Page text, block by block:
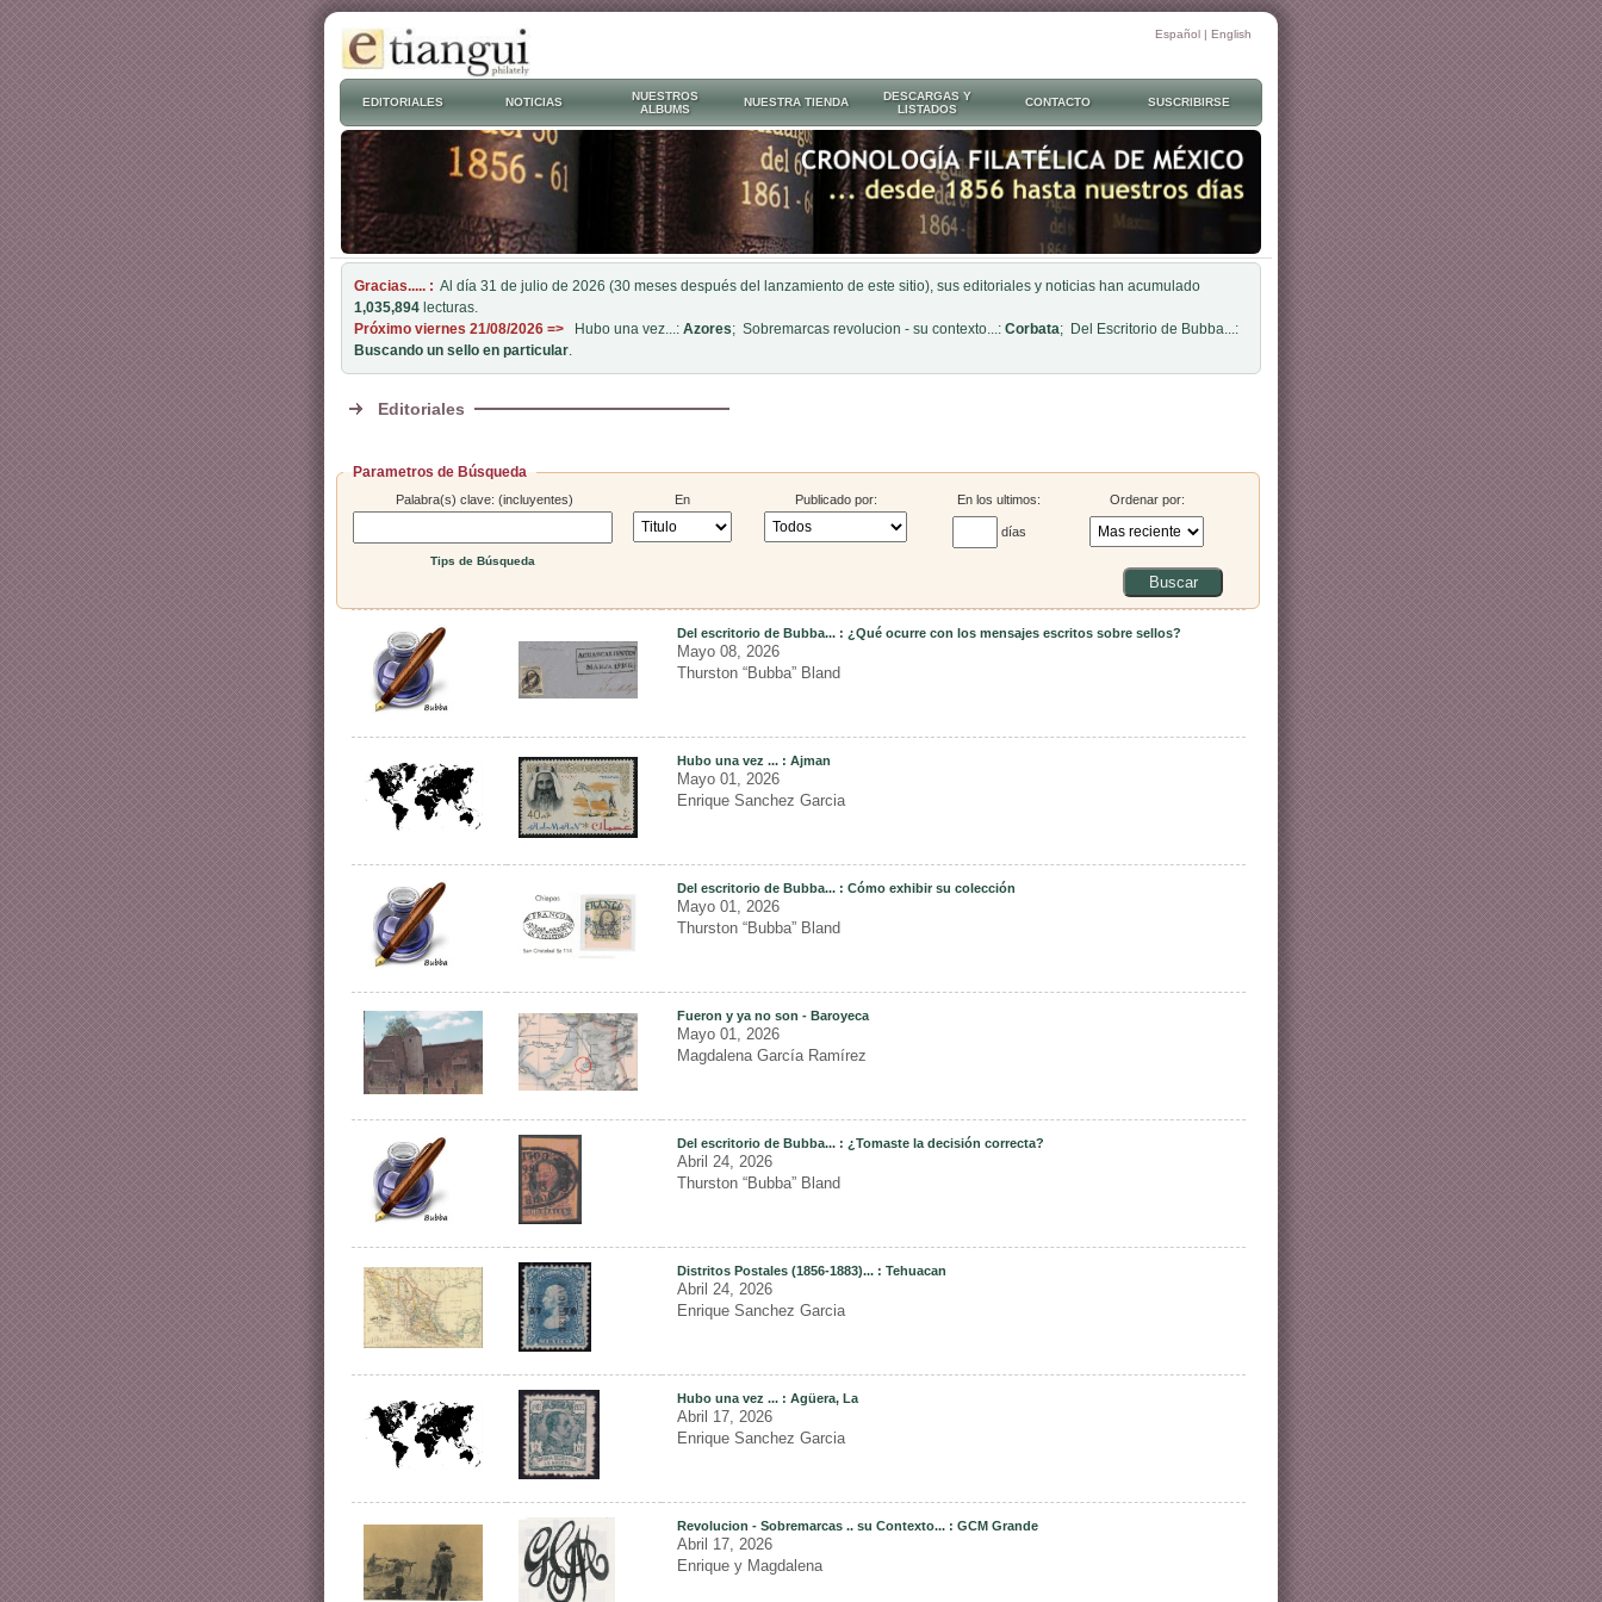
Español | English
EDITORIALES NOTICIAS
NUESTROS
ALBUMS
NUESTRA TIENDA
DESCARGAS Y
LISTADOS
CONTACTO SUSCRIBIRSE
Gracias..... : Al día 31 de julio de 2026 (30 meses después del lanzamiento de este sitio), sus editoriales y noticias han acumulado
1,035,894 lecturas.
Próximo viernes 21/08/2026 =>
Hubo una vez...: Azores; Sobremarcas revolucion - su contexto...: Corbata; Del Escritorio de Bubba...:
Buscando un sello en particular.
Editoriales
Parametros de Búsqueda
Palabra(s) clave: (incluyentes) En Publicado por: En los ultimos: Ordenar por:
días
Tips de Búsqueda
Buscar
Del escritorio de Bubba... : ¿Qué ocurre con los mensajes escritos sobre sellos?
Mayo 08, 2026
Thurston “Bubba” Bland
Hubo una vez ... : Ajman
Mayo 01, 2026
Enrique Sanchez Garcia
Del escritorio de Bubba... : Cómo exhibir su colección
Mayo 01, 2026
Thurston “Bubba” Bland
Fueron y ya no son - Baroyeca
Mayo 01, 2026
Magdalena García Ramírez
Del escritorio de Bubba... : ¿Tomaste la decisión correcta?
Abril 24, 2026
Thurston “Bubba” Bland
Distritos Postales (1856-1883)... : Tehuacan
Abril 24, 2026
Enrique Sanchez Garcia
Hubo una vez ... : Agüera, La
Abril 17, 2026
Enrique Sanchez Garcia
Revolucion - Sobremarcas .. su Contexto... : GCM Grande
Abril 17, 2026
Enrique y Magdalena